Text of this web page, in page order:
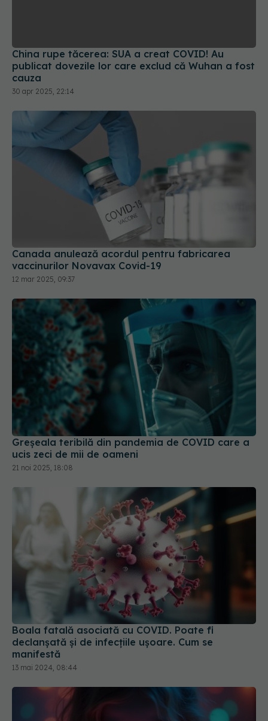
cauza
30 apr 2025, 22:14
Canada anulează acordul pentru fabricarea
vaccinurilor Novavax Covid-19
12 mar 2025, 09:37
Greșeala teribilă din pandemia de COVID care a
ucis zeci de mii de oameni
21 noi 2025, 18:08
Boala fatală asociată cu COVID. Poate fi
declanșată și de infecțiile ușoare. Cum se
manifestă
13 mai 2024, 08:44